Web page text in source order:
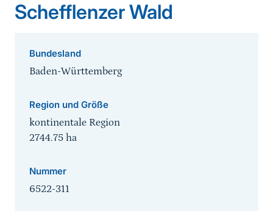
Schefflenzer Wald
Bundesland
Baden-Württemberg
Region und Größe
kontinentale Region
2744.75 ha
Nummer
6522-311